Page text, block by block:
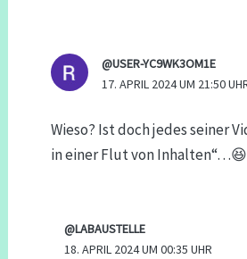
@USER-YC9WK3OM1E
17. APRIL 2024 UM 21:50
Wieso? Ist doch jedes seiner
in einer Flut von Inhalten“…😆
@LABAUSTELLE
18. APRIL 2024 UM 00:35 UHR